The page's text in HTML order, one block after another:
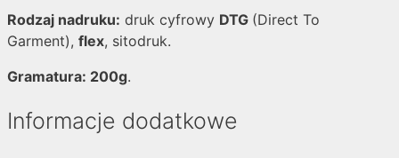
Rodzaj nadruku: druk cyfrowy DTG (Direct To
Garment), flex, sitodruk.
Gramatura: 200g.
Informacje dodatkowe